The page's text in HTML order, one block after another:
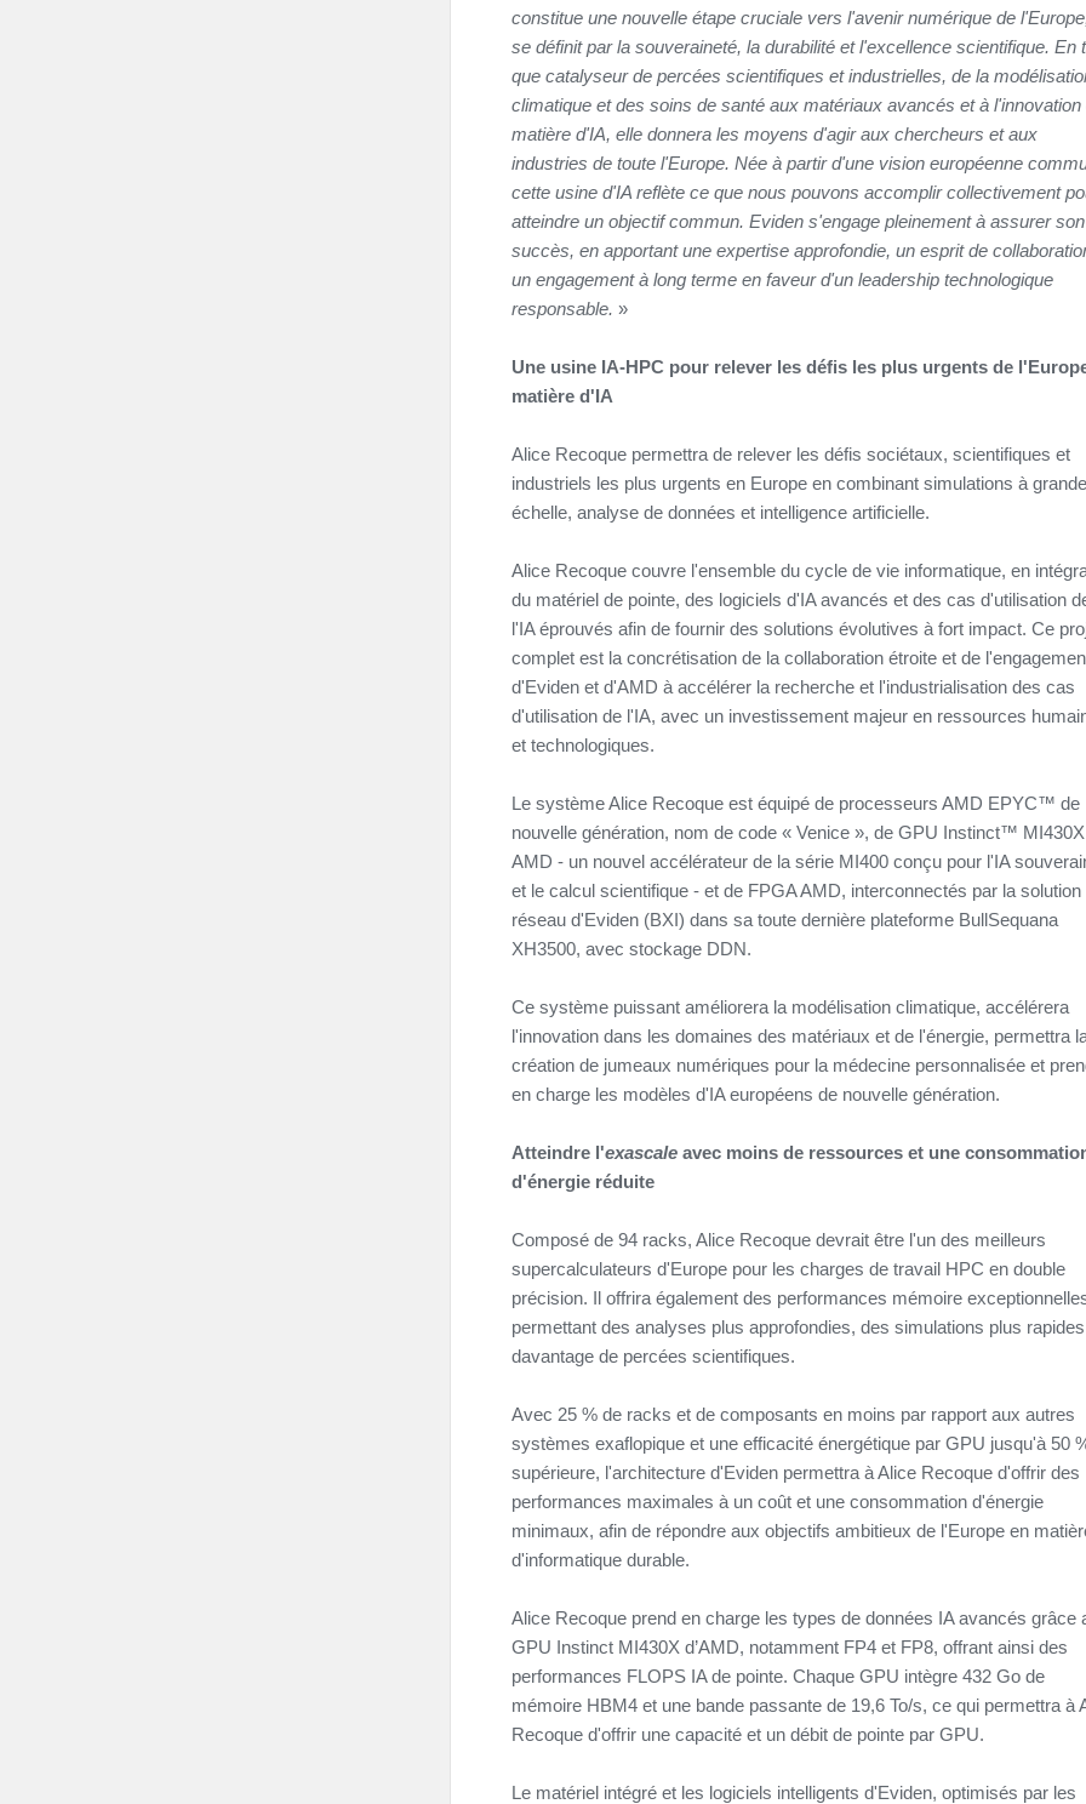
constitue une nouvelle étape cruciale vers l'avenir numérique de
se définit par la souveraineté, la durabilité et l'excellence scientifique. En
que catalyseur de percées scientifiques et industrielles, de la
climatique et des soins de santé aux matériaux avancés et à l'innovation
matière d'IA, elle donnera les moyens d'agir aux chercheurs et aux
industries de toute l'Europe. Née à partir d'une vision européenne
cette usine d'IA reflète ce que nous pouvons accomplir collectivement
atteindre un objectif commun. Eviden s'engage pleinement à assurer son
succès, en apportant une expertise approfondie, un esprit de
un engagement à long terme en faveur d'un leadership technologique
responsable. »
Une usine IA-HPC pour relever les défis les plus urgents de
matière d'IA
Alice Recoque permettra de relever les défis sociétaux, scientifiques et
industriels les plus urgents en Europe en combinant simulations à grande
échelle, analyse de données et intelligence artificielle.
Alice Recoque couvre l'ensemble du cycle de vie informatique, en
du matériel de pointe, des logiciels d'IA avancés et des cas d'utilisation
l'IA éprouvés afin de fournir des solutions évolutives à fort impact. Ce
complet est la concrétisation de la collaboration étroite et de
d'Eviden et d'AMD à accélérer la recherche et l'industrialisation des cas
d'utilisation de l'IA, avec un investissement majeur en ressources
et technologiques.
Le système Alice Recoque est équipé de processeurs AMD EPYC™ de
nouvelle génération, nom de code « Venice », de GPU Instinct™ MI430X
AMD - un nouvel accélérateur de la série MI400 conçu pour l'IA
et le calcul scientifique - et de FPGA AMD, interconnectés par la solution
réseau d'Eviden (BXI) dans sa toute dernière plateforme BullSequana
XH3500, avec stockage DDN.
Ce système puissant améliorera la modélisation climatique, accélérera
l'innovation dans les domaines des matériaux et de l'énergie, permettra
création de jumeaux numériques pour la médecine personnalisée et
en charge les modèles d'IA européens de nouvelle génération.
Atteindre l'exascale avec moins de ressources et une
d'énergie réduite
Composé de 94 racks, Alice Recoque devrait être l'un des meilleurs
supercalculateurs d'Europe pour les charges de travail HPC en double
précision. Il offrira également des performances mémoire
permettant des analyses plus approfondies, des simulations plus
davantage de percées scientifiques.
Avec 25 % de racks et de composants en moins par rapport aux autres
systèmes exaflopique et une efficacité énergétique par GPU jusqu'à 50
supérieure, l'architecture d'Eviden permettra à Alice Recoque d'offrir des
performances maximales à un coût et une consommation d'énergie
minimaux, afin de répondre aux objectifs ambitieux de l'Europe en
d'informatique durable.
Alice Recoque prend en charge les types de données IA avancés grâce
GPU Instinct MI430X d’AMD, notamment FP4 et FP8, offrant ainsi des
performances FLOPS IA de pointe. Chaque GPU intègre 432 Go de
mémoire HBM4 et une bande passante de 19,6 To/s, ce qui permettra à
Recoque d'offrir une capacité et un débit de pointe par GPU.
Le matériel intégré et les logiciels intelligents d'Eviden, optimisés par les